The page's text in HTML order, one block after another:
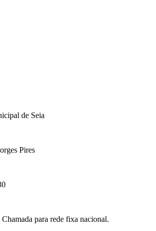
de Seia
Pires
Chamada para rede fixa nacional.